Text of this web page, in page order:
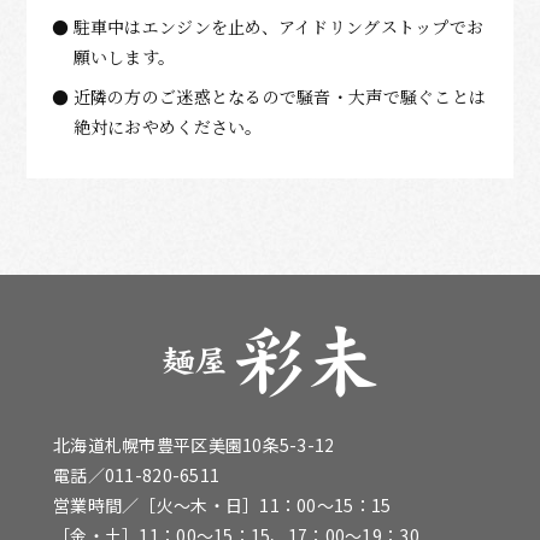
駐車中はエンジンを止め、アイドリングストップでお
願いします。
近隣の方のご迷惑となるので騒音・大声で騒ぐことは
絶対におやめください。
北海道札幌市豊平区美園10条5-3-12
電話／011-820-6511
営業時間／［火〜木・日］11：00～15：15
［金・土］11：00～15：15、17：00～19：30